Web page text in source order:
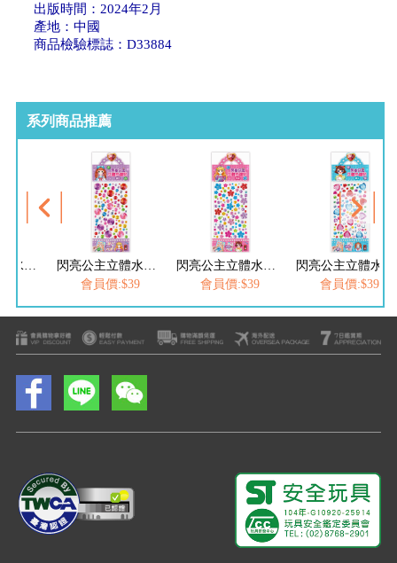
出版時間：2024年2月
產地：中國
商品檢驗標誌：D33884
系列商品推薦
會員價:$39
會員價:$39
會員價:$39